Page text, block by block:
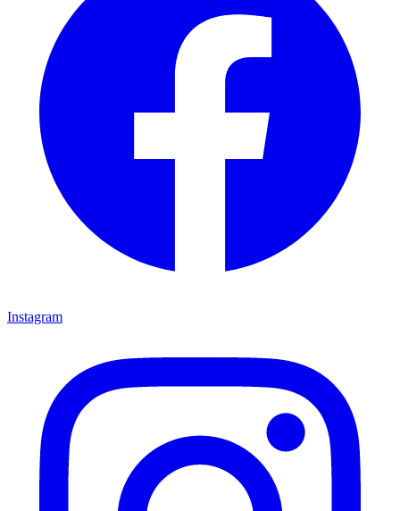
Instagram